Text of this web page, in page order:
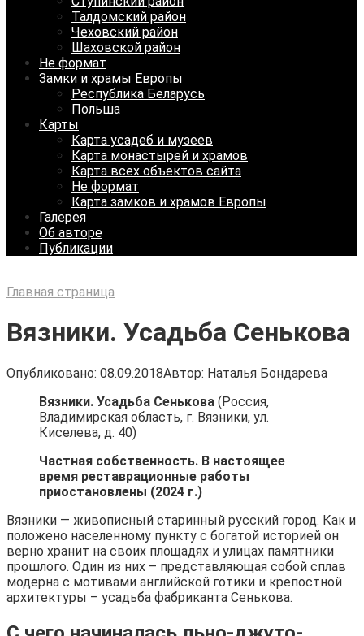
Талдомский район
Чеховский район
Шаховской район
Не формат
Замки и храмы Европы
Республика Беларусь
Польша
Карты
Карта усадеб и музеев
Карта монастырей и храмов
Карта всех объектов сайта
Не формат
Карта замков и храмов Европы
Галерея
Об авторе
Публикации
Главная страница
Вязники. Усадьба Сенькова
Опубликовано: 08.09.2018Автор: Наталья Бондарева
Вязники. Усадьба Сенькова (Россия,
Владимирская область, г. Вязники, ул.
Киселева, д. 40)
Частная собственность. В настоящее
время реставрационные работы
приостановлены (2024 г.)
Вязники — живописный старинный русский город. Как и
положено населенному пункту с богатой историей он
верно хранит на своих площадях и улицах памятники
прошлого. Один из них – представляющая собой сплав
модерна с мотивами английской готики и крепостной
архитектуры – усадьба фабриканта Сенькова.